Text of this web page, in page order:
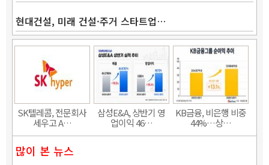
현대건설, 미래 건설·주거 스타트업…
SK텔레콤, 전문회사
세우고 A…
삼성E&A, 상반기 영
업이익 46…
KB금융, 비은행 비중
44%…상…
많이 본 뉴스